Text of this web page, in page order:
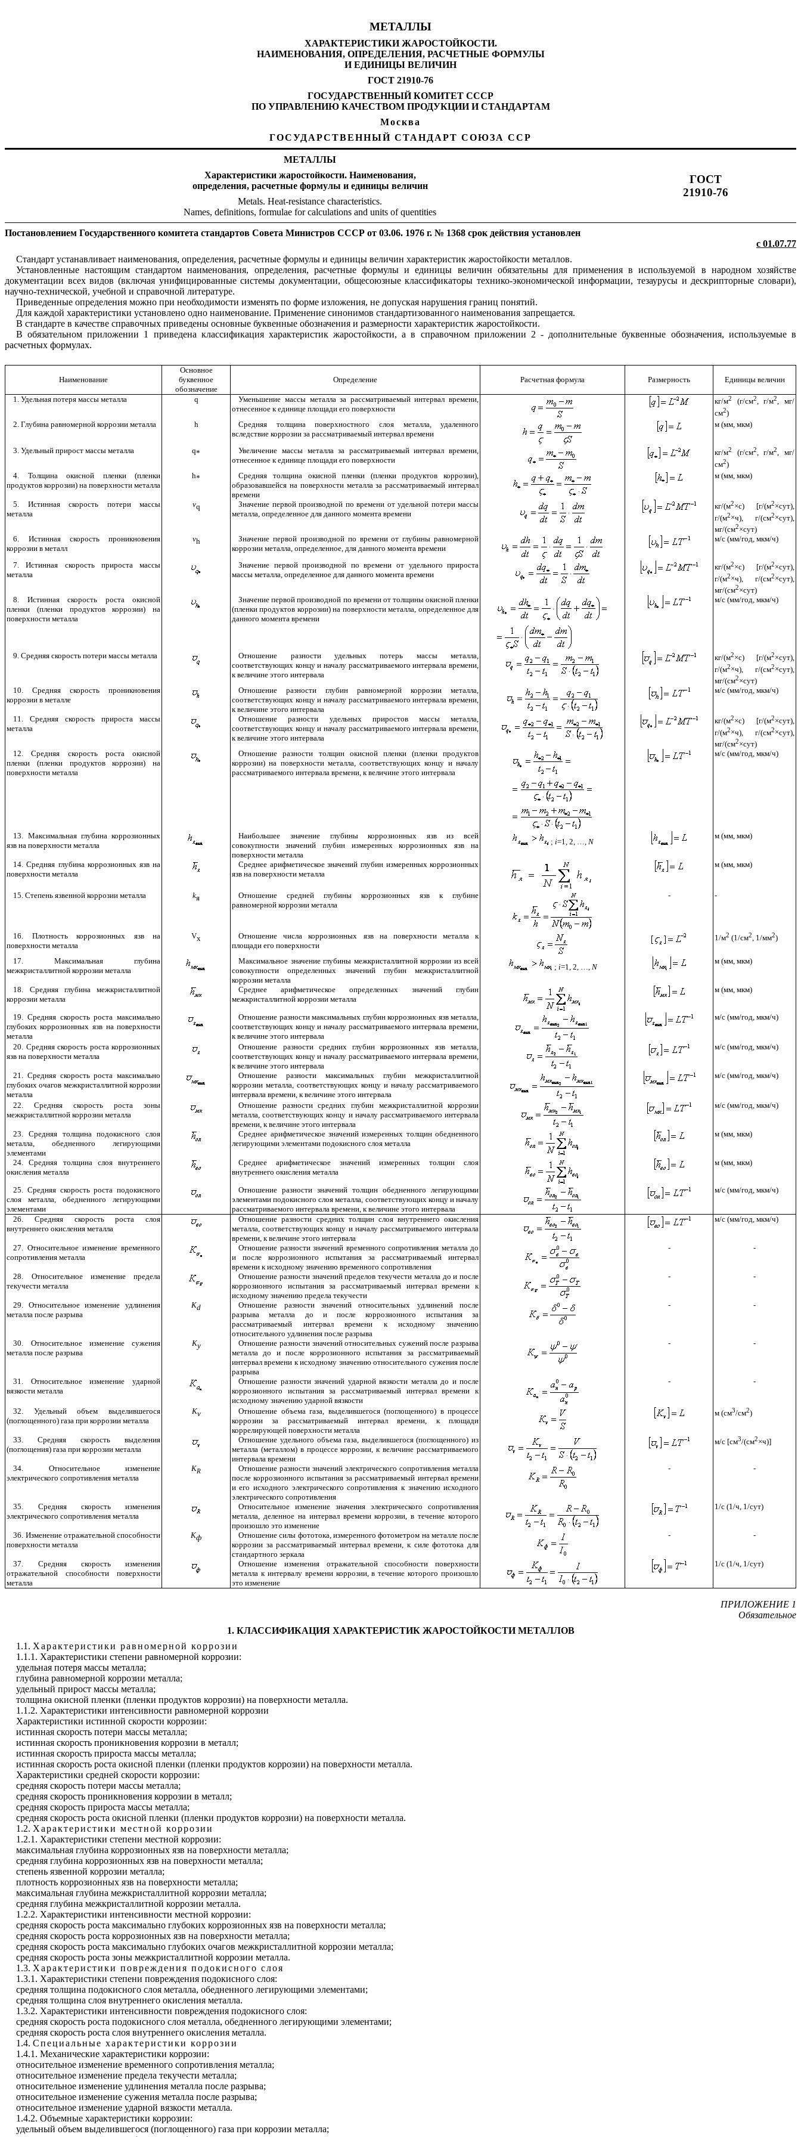
МЕТАЛЛЫ
ХАРАКТЕРИСТИКИ ЖАРОСТОЙКОСТИ.
НАИМЕНОВАНИЯ, ОПРЕДЕЛЕНИЯ, РАСЧЕТНЫЕ ФОРМУЛЫ
И ЕДИНИЦЫ ВЕЛИЧИН
ГОСТ 21910-76
ГОСУДАРСТВЕННЫЙ КОМИТЕТ СССР
ПО УПРАВЛЕНИЮ КАЧЕСТВОМ ПРОДУКЦИИ И СТАНДАРТАМ
Москва
ГОСУДАРСТВЕННЫЙ СТАНДАРТ СОЮЗА ССР
МЕТАЛЛЫ
Характеристики жаростойкости. Наименования,
определения, расчетные формулы и единицы величин
Metals. Heat-resistance characteristics.
Names, definitions, formulae for calculations and units of quentities
ГОСТ
21910-76
Постановлением Государственного комитета стандартов Совета Министров СССР от 03.06. 1976 г. № 1368 срок действия установлен
с 01.07.77
Стандарт устанавливает наименования, определения, расчетные формулы и единицы величин характеристик жаростойкости металлов.
Установленные настоящим стандартом наименования, определения, расчетные формулы и единицы величин обязательны для применения в используемой в народном хозяйстве
документации всех видов (включая унифицированные системы документации, общесоюзные классификаторы технико-экономической информации, тезаурусы и дескрипторные словари),
научно-технической, учебной и справочной литературе.
Приведенные определения можно при необходимости изменять по форме изложения, не допуская нарушения границ понятий.
Для каждой характеристики установлено одно наименование. Применение синонимов стандартизованного наименования запрещается.
В стандарте в качестве справочных приведены основные буквенные обозначения и размерности характеристик жаростойкости.
В обязательномприложении 1 приведена классификация характеристик жаростойкости, а в справочном приложении 2 - дополнительные буквенные обозначения, используемые в
расчетных формулах.
Наименование
Основное
буквенное
обозначение
Определение Расчетная формула Размерность Единицы величин
1. Удельная потеря массы металла q
Уменьшение массы металла за рассматриваемый интервал времени,
отнесенное к единице площади его поверхности
кг/м2 (г/см2, г/м2, мг/
см2)
2. Глубина равномерной коррозии металла
h
Средняя толщина поверхностного слоя металла, удаленного
вследствие коррозии за рассматриваемый интервал времени
м (мм, мкм)
3. Удельный прирост массы металла q*
Увеличение массы металла за рассматриваемый интервал времени,
отнесенное к единице площади его поверхности
кг/м2 (г/см2, г/м2, мг/
см2)
4. Толщина окисной пленки (пленки
продуктов коррозии) на поверхности металла
h*
Средняя толщина окисной пленки (пленки продуктов коррозии),
образовавшейся на поверхности металла за рассматриваемый интервал
времени
м (мм, мкм)
5. Истинная скорость потери массы
металла
vq
Значение первой производной по времени от удельной потери массы
металла, определенное для данного момента времени
кг/(м2×с) [г/(м2×сут),
г/(м2×ч), г/(см2×сут),
мг/(см2×сут)
6. Истинная скорость проникновения
коррозии в металл
vh
Значение первой производной по времени от глубины равномерной
коррозии металла, определенное, для данного момента времени
м/с (мм/год, мкм/ч)
7. Истинная скорость прироста массы
металла
Значение первой производной по времени от удельного прироста
массы металла, определенное для данного момента времени
кг/(м2×с) [г/(м2×сут),
г/(м2×ч), г/(см2×сут),
мг/(см2×сут)
8. Истинная скорость роста окисной
пленки (пленки продуктов коррозии) на
поверхности металла
Значение первой производной по времени от толщины окисной пленки
(пленки продуктов коррозии) на поверхности металла, определенное для
данного момента времени
м/с (мм/год, мкм/ч)
9. Средняя скорость потери массы металла
Отношение разности удельных потерь массы металла,
соответствующих концу и началу рассматриваемого интервала времени,
к величине этого интервала
кг/(м2×с) [г/(м2×сут),
г/(м2×ч), г/(см2×сут),
мг/(см2×сут)
10. Средняя скорость проникновения
коррозии в металле
Отношение разности глубин равномерной коррозии металла,
соответствующих концу и началу рассматриваемого интервала времени,
к величине этого интервала
м/с (мм/год, мкм/ч)
11. Средняя скорость прироста массы
металла
Отношение разности удельных приростов массы металла,
соответствующих концу и началу рассматриваемого интервала времени,
к величине этого интервала
кг/(м2×с) [г/(м2×сут),
г/(м2×ч), г/(см2×сут),
мг/(см2×сут)
12. Средняя скорость роста окисной
пленки (пленки продуктов коррозии) на
поверхности металла
Отношение разности толщин окисной пленки (пленки продуктов
коррозии) на поверхности металла, соответствующих концу и началу
рассматриваемого интервала времени, к величине этого интервала
м/с (мм/год, мкм/ч)
13. Максимальная глубина коррозионных
язв на поверхности металла
Наибольшее значение глубины коррозионных язв из всей
совокупности значений глубин измеренных коррозионных язв на
поверхности металла
; i=1, 2, …, N
м (мм, мкм)
14. Средняя глубина коррозионных язв на
поверхности металла
Среднее арифметическое значений глубин измеренных коррозионных
язв на поверхности металла
м (мм, мкм)
15. Степень язвенной коррозии металла kя
Отношение средней глубины коррозионных язв к глубине
равномерной коррозии металла
- -
16. Плотность коррозионных язв на
поверхности металла
Vх
Отношение числа коррозионных язв на поверхности металла к
площади его поверхности
1/м2 (1/см2, 1/мм2)
17. Максимальная глубина
межкристаллитной коррозии металла
Максимальное значение глубины межкристаллитной коррозии из всей
совокупности определенных значений глубин межкристаллитной
коррозии металла
; i=1, 2, …, N
м (мм, мкм)
18. Средняя глубина межкристаллитной
коррозии металла
Среднее арифметическое определенных значений глубин
межкристаллитной коррозии металла
м (мм, мкм)
19. Средняя скорость роста максимально
глубоких коррозионных язв на поверхности
металла
Отношение разности максимальных глубин коррозионных язв металла,
соответствующих концу и началу рассматриваемого интервала времени,
к величине этого интервала
м/с (мм/год, мкм/ч)
20. Средняя скорость роста коррозионных
язв на поверхности металла
Отношение разности средних глубин коррозионных язв металла,
соответствующих концу и началу рассматриваемого интервала времени,
к величине этого интервала
м/с (мм/год, мкм/ч)
21. Средняя скорость роста максимально
глубоких очагов межкристаллитной коррозии
металла
Отношение разности максимальных глубин межкристаллитной
коррозии металла, соответствующих концу и началу рассматриваемого
интервала времени, к величине этого интервала
м/с (мм/год, мкм/ч)
22. Средняя скорость роста зоны
межкристаллитной коррозии металла
Отношение разности средних глубин межкристаллитной коррозии
металла, соответствующих концу и началу рассматриваемого интервала
времени, к величине этого интервала
м/с (мм/год, мкм/ч)
23. Средняя толщина подокисного слоя
металла, обедненного легирующими
элементами
Среднее арифметическое значений измеренных толщин обедненного
легирующими элементами подокисного слоя металла
м (мм, мкм)
24. Средняя толщина слоя внутреннего
окисления металла
Среднее арифметическое значений измеренных толщин слоя
внутреннего окисления металла
м (мм, мкм)
25. Средняя скорость роста подокисного
слоя металла, обедненного легирующими
элементами
Отношение разности значений толщин обедненного легирующими
элементами подокисного слоя металла, соответствующих концу и началу
рассматриваемого интервала времени, к величине этого интервала
м/с (мм/год, мкм/ч)
26. Средняя скорость роста слоя
внутреннего окисления металла
Отношение разности средних толщин слоя внутреннего окисления
металла, соответствующих концу и началу рассматриваемого интервала
времени, к величине этого интервала
м/с (мм/год, мкм/ч)
27. Относительное изменение временного
сопротивления металла
Отношение разности значений временного сопротивления металла до
и после коррозионного испытания за рассматриваемый интервал
времени к исходному значению временного сопротивления
- -
28. Относительное изменение предела
текучести металла
Отношение разности значений пределов текучести металла до и после
коррозионного испытания за рассматриваемый интервал времени к
исходному значению предела текучести
- -
29. Относительное изменение удлинения
металла после разрыва
Кd
Отношение разности значений относительных удлинений после
разрыва металла до и после коррозионного испытания за
рассматриваемый интервал времени к исходному значению
относительного удлинения после разрыва
- -
30. Относительное изменение сужения
металла после разрыва
Кy
Отношение разности значений относительных сужений после разрыва
металла до и после коррозионного испытания за рассматриваемый
интервал времени к исходному значению относительного сужения после
разрыва
- -
31. Относительное изменение ударной
вязкости металла
Отношение разности значений ударной вязкости металла до и после
коррозионного испытания за рассматриваемый интервал времени к
исходному значению ударной вязкости
- -
32. Удельный объем выделившегося
(поглощенного) газа при коррозии металла
Кv
Отношение объема газа, выделившегося (поглощенного) в процессе
коррозии за рассматриваемый интервал времени, к площади
коррелирующей поверхности металла
м (см3/см2)
33. Средняя скорость выделения
(поглощения) газа при коррозии металла
Отношение удельного объема газа, выделившегося (поглощенного) из
металла (металлом) в процессе коррозии, к величине рассматриваемого
интервала времени
м/с [см3/(см2×ч)]
34. Относительное изменение
электрического сопротивления металла
KR
Отношение разности значений электрического сопротивления металла
после коррозионного испытания за рассматриваемый интервал времени
и его исходного электрического сопротивления к значению исходного
электрического сопротивления
- -
35. Средняя скорость изменения
электрического сопротивления металла
Относительное изменение значения электрического сопротивления
металла, деленное на интервал времени коррозии, в течение которого
произошло это изменение
1/с (1/ч, 1/сут)
36. Изменение отражательной способности
поверхности металла
Kф
Отношение силы фототока, измеренного фотометром на металле после
коррозии за рассматриваемый интервал времени, к силе фототока для
стандартного зеркала
- -
37. Средняя скорость изменения
отражательной способности поверхности
металла
Отношение изменения отражательной способности поверхности
металла к интервалу времени коррозии, в течение которого произошло
это изменение
1/с (1/ч, 1/сут)
ПРИЛОЖЕНИЕ 1
Обязательное
1. КЛАССИФИКАЦИЯ ХАРАКТЕРИСТИК ЖАРОСТОЙКОСТИ МЕТАЛЛОВ
1.1. Характеристики равномерной коррозии
1.1.1. Характеристики степени равномерной коррозии:
удельная потеря массы металла;
глубина равномерной коррозии металла;
удельный прирост массы металла;
толщина окисной пленки (пленки продуктов коррозии) на поверхности металла.
1.1.2. Характеристики интенсивности равномерной коррозии
Характеристики истинной скорости коррозии:
истинная скорость потери массы металла;
истинная скорость проникновения коррозии в металл;
истинная скорость прироста массы металла;
истинная скорость роста окисной пленки (пленки продуктов коррозии) на поверхности металла.
Характеристики средней скорости коррозии:
средняя скорость потери массы металла;
средняя скорость проникновения коррозии в металл;
средняя скорость прироста массы металла;
средняя скорость роста окисной пленки (пленки продуктов коррозии) на поверхности металла.
1.2. Характеристики местной коррозии
1.2.1. Характеристики степени местной коррозии:
максимальная глубина коррозионных язв на поверхности металла;
средняя глубина коррозионных язв на поверхности металла;
степень язвенной коррозии металла;
плотность коррозионных язв на поверхности металла;
максимальная глубина межкристаллитной коррозии металла;
средняя глубина межкристаллитной коррозии металла.
1.2.2. Характеристики интенсивности местной коррозии:
средняя скорость роста максимально глубоких коррозионных язв на поверхности металла;
средняя скорость роста коррозионных язв на поверхности металла;
средняя скорость роста максимально глубоких очагов межкристаллитной коррозии металла;
средняя скорость роста зоны межкристаллитной коррозии металла.
1.3. Характеристики повреждения подокисного слоя
1.3.1. Характеристики степени повреждения подокисного слоя:
средняя толщина подокисного слоя металла, обедненного легирующими элементами;
средняя толщина слоя внутреннего окисления металла.
1.3.2. Характеристики интенсивности повреждения подокисного слоя:
средняя скорость роста подокисного слоя металла, обедненного легирующими элементами;
средняя скорость роста слоя внутреннего окисления металла.
1.4. Специальные характеристики коррозии
1.4.1. Механические характеристики коррозии:
относительное изменение временного сопротивления металла;
относительное изменение предела текучести металла;
относительное изменение удлинения металла после разрыва;
относительное изменение сужения металла после разрыва;
относительное изменение ударной вязкости металла.
1.4.2. Объемные характеристики коррозии:
удельный объем выделившегося (поглощенного) газа при коррозии металла;